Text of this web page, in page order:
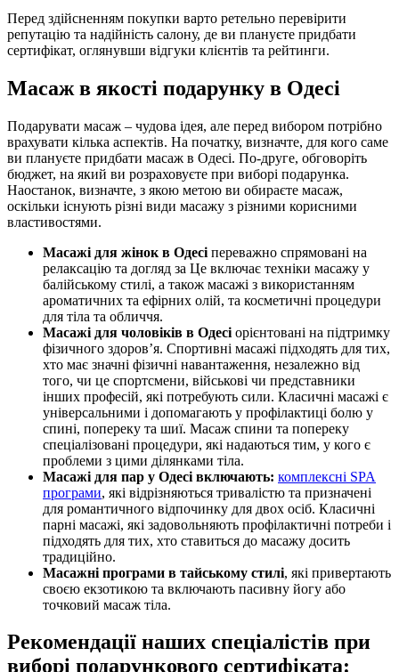
Перед здійсненням покупки варто ретельно перевірити
репутацію та надійність салону, де ви плануєте придбати
сертифікат, оглянувши відгуки клієнтів та рейтинги.
Масаж в якості подарунку в Одесі
Подарувати масаж – чудова ідея, але перед вибором потрібно
врахувати кілька аспектів. На початку, визначте, для кого саме
ви плануєте придбати масаж в Одесі. По-друге, обговоріть
бюджет, на який ви розраховуєте при виборі подарунка.
Наостанок, визначте, з якою метою ви обираєте масаж,
оскільки існують різні види масажу з різними корисними
властивостями.
Масажі для жінок в Одесі переважно спрямовані на
релаксацію та догляд за Це включає техніки масажу у
балійському стилі, а також масажі з використанням
ароматичних та ефірних олій, та косметичні процедури
для тіла та обличчя.
Масажі для чоловіків в Одесі орієнтовані на підтримку
фізичного здоров’я. Спортивні масажі підходять для тих,
хто має значні фізичні навантаження, незалежно від
того, чи це спортсмени, військові чи представники
інших професій, які потребують сили. Класичні масажі є
універсальними і допомагають у профілактиці болю у
спині, попереку та шиї. Масаж спини та попереку
спеціалізовані процедури, які надаються тим, у кого є
проблеми з цими ділянками тіла.
Масажі для пар у Одесі включають: комплексні SPA
програми, які відрізняються тривалістю та призначені
для романтичного відпочинку для двох осіб. Класичні
парні масажі, які задовольняють профілактичні потреби і
підходять для тих, хто ставиться до масажу досить
традиційно.
Масажні програми в тайському стилі, які привертають
своєю екзотикою та включають пасивну йогу або
точковий масаж тіла.
Рекомендації наших спеціалістів при
виборі подарункового сертифіката: